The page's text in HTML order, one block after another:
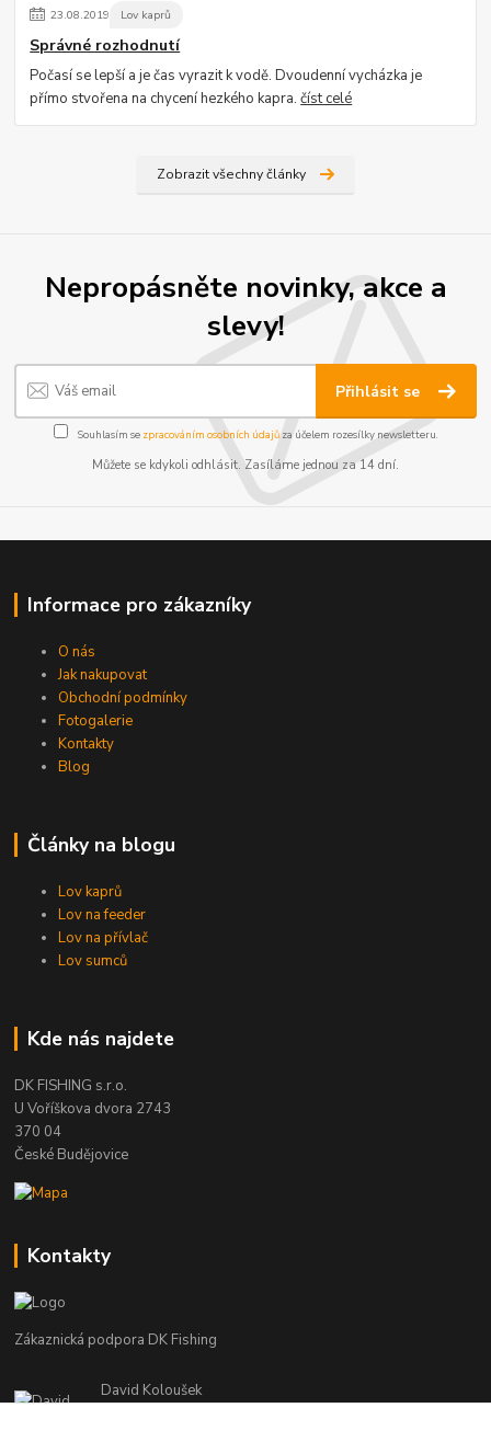
23.08.2019 Lov kaprů
Správné rozhodnutí
Počasí se lepší a je čas vyrazit k vodě. Dvoudenní vycházka je
přímo stvořena na chycení hezkého kapra.číst celé
Zobrazit všechny články
Nepropásněte novinky, akce a
slevy!
Přihlásit se
Souhlasím se zpracováním osobních údajůza účelem rozesílky newsletteru.
Můžete se kdykoli odhlásit. Zasíláme jednou za 14 dní.
Informace pro zákazníky
O nás
Jak nakupovat
Obchodní podmínky
Fotogalerie
Kontakty
Blog
Články na blogu
Lov kaprů
Lov na feeder
Lov na přívlač
Lov sumců
Kde nás najdete
DK FISHING s.r.o.
U Voříškova dvora 2743
370 04
České Budějovice
Kontakty
Zákaznická podpora DK Fishing
David Koloušek